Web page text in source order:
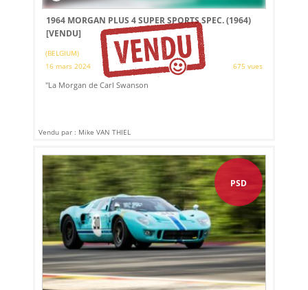
1964 MORGAN PLUS 4 SUPER SPORTS SPEC. (1964)
[VENDU]
(BELGIUM)
16 mars 2024
675 vues
"La Morgan de Carl Swanson
Vendu par : Mike VAN THIEL
PSD